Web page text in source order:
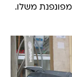
משלו.